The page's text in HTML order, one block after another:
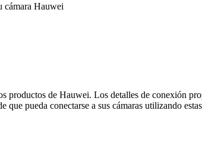
cámara Hauwei
de Hauwei. Los detalles de conexión
que pueda conectarse a sus cámaras utilizando